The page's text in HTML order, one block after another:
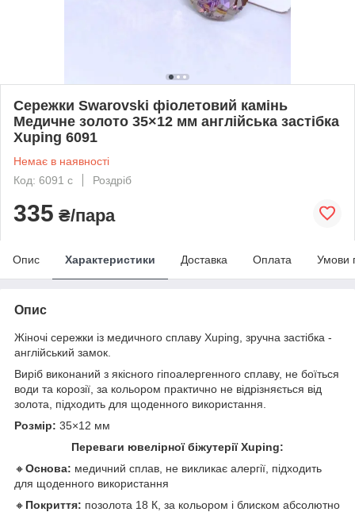
Сережки Swarovski фіолетовий камінь
Медичне золото 35×12 мм англійська застібка
Xuping 6091
Немає в наявності
Код: 6091 с
Роздріб
335 ₴/пара
Опис Характеристики Доставка Оплата Умови
Опис
Жіночі сережки із медичного сплаву Xuping, зручна застібка -
англійський замок.
Виріб виконаний з якісного гіпоалергенного сплаву, не боїться
води та корозії, за кольором практично не відрізняється від
золота, підходить для щоденного використання.
Розмір: 35×12 мм
Переваги ювелірної біжутерії Xuping:
🔸Основа: медичний сплав, не викликає алергії, підходить
для щоденного використання
🔸 Покриття: позолота 18 К, за кольором і блиском абсолютно